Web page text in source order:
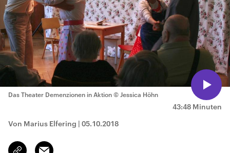
43:48 Minuten
Das Theater Demenzionen in Aktion © Jessica Höhn
Von Marius Elfering | 05.10.2018
Link
Email